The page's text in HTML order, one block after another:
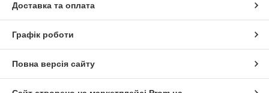
Доставка та оплата
Графік роботи
Повна версія сайту